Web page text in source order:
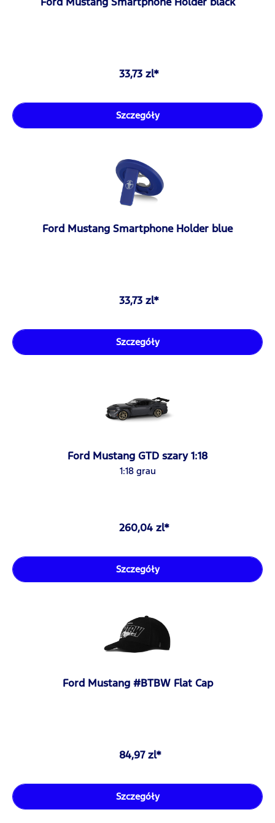
33,73 zl*
Szczegóły
Ford Mustang Smartphone Holder blue
33,73 zl*
Szczegóły
Ford Mustang GTD szary 1:18
1:18 grau
260,04 zl*
Szczegóły
Ford Mustang #BTBW Flat Cap
84,97 zl*
Szczegóły